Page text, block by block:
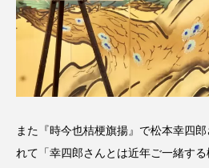
また『時今也桔梗旗揚』で松本幸四
れて「幸四郎さんとは近年ご一緒す